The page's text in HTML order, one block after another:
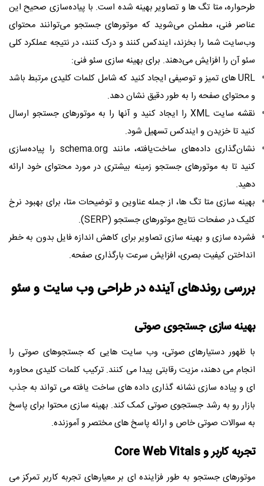
طرحواره، متا تگ ها و تصاویر بهینه شده است. با پیاده‌سازی صحیح این
عناصر فنی، مطمئن می‌شوید که موتورهای جستجو می‌توانند محتوای
وب‌سایت شما را بخزند، ایندکس کنند و درک کنند، در نتیجه عملکرد کلی
سئو آن را افزایش می‌دهند. برای بهینه سازی سئو فنی:
URL های تمیز و توصیفی ایجاد کنید که شامل کلمات کلیدی مرتبط باشد
و محتوای صفحه را به طور دقیق نشان دهد.
نقشه سایت XML را ایجاد کنید و آنها را به موتورهای جستجو ارسال
کنید تا خزیدن و ایندکس تسهیل شود.
نشان‌گذاری داده‌های ساخت‌یافته، مانند schema.org را پیاده‌سازی
کنید تا به موتورهای جستجو زمینه بیشتری در مورد محتوای خود ارائه
دهید.
بهینه سازی متا تگ ها، از جمله عناوین و توضیحات متا، برای بهبود نرخ
کلیک در صفحات نتایج موتورهای جستجو (SERP).
فشرده سازی و بهینه سازی تصاویر برای کاهش اندازه فایل بدون به خطر
انداختن کیفیت بصری، افزایش سرعت بارگذاری صفحه.
بررسی روندهای آینده درطراحی وب سایت و سئو
بهینه سازی جستجوی صوتی
با ظهور دستیارهای صوتی، وب سایت هایی که جستجوهای صوتی را
انجام می دهند، مزیت رقابتی پیدا می کنند. ترکیب کلمات کلیدی محاوره
ای و پیاده سازی نشانه گذاری داده های ساخت یافته می تواند به جذب
بازار رو به رشد جستجوی صوتی کمک کند. بهینه سازی محتوا برای پاسخ
به سوالات صوتی خاص و ارائه پاسخ های مختصر و آموزنده.
تجربه کاربر و Core Web Vitals
موتورهای جستجو به طور فزاینده ای بر معیارهای تجربه کاربر تمرکز می